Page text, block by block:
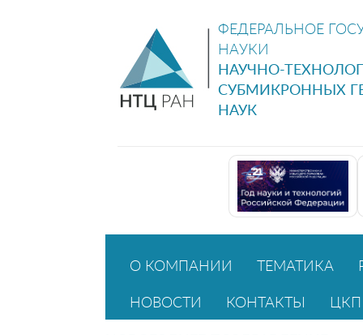
ФЕДЕРАЛЬНОЕ
НАУКИ
НАУЧНО-
СУБМИКРОННЫХ
НАУК
О КОМПАНИИ ТЕМАТИКА
НОВОСТИ КОНТАКТЫ ЦКП